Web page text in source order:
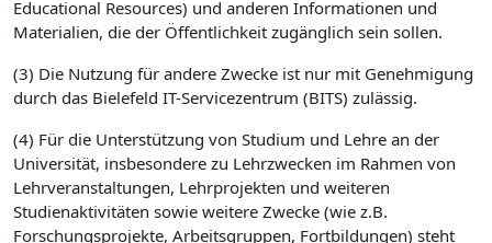
Educational Resources) und anderen Informationen und
Materialien, die der Öffentlichkeit zugänglich sein sollen.
(3) Die Nutzung für andere Zwecke ist nur mit Genehmigung
durch das Bielefeld IT-Servicezentrum (BITS) zulässig.
(4) Für die Unterstützung von Studium und Lehre an der
Universität, insbesondere zu Lehrzwecken im Rahmen von
Lehrveranstaltungen, Lehrprojekten und weiteren
Studienaktivitäten sowie weitere Zwecke (wie z.B.
Forschungsprojekte, Arbeitsgruppen, Fortbildungen) steht